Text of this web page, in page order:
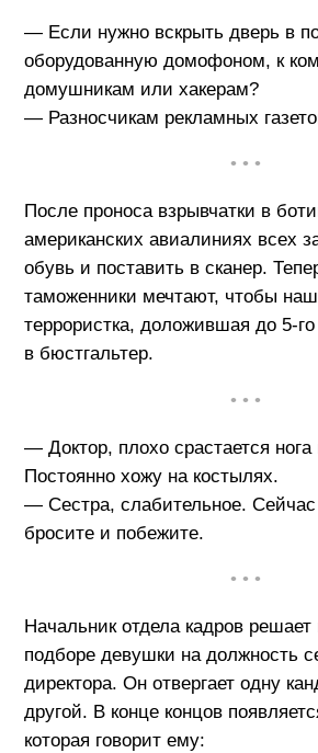
— Если нужно вскрыть дверь в
оборудованную домофоном, к
домушникам или хакерам?
— Разносчикам рекламных
• • •
После проноса взрывчатки в
американских авиалиниях всех
обувь и поставить в сканер.
таможенники мечтают, чтобы
террористка, доложившая до 5-
в бюстгальтер.
• • •
— Доктор, плохо срастается
Постоянно хожу на костылях.
— Сестра, слабительное. Сейчас
бросите и побежите.
• • •
Начальник отдела кадров решает
подборе девушки на должность
директора. Он отвергает одну
другой. В конце концов
которая говорит ему: